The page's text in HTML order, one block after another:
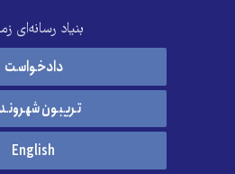
بنیاد رسانه‌ای
دادخواست
تریبون
English